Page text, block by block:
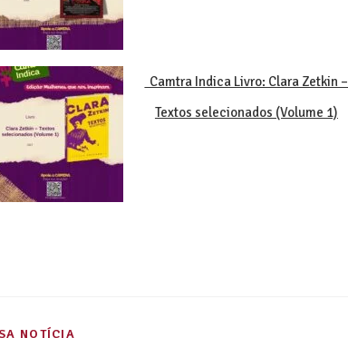
Camtra Indica Livro: Clara Zetkin –
Textos selecionados (Volume 1)
NOTÍCIA